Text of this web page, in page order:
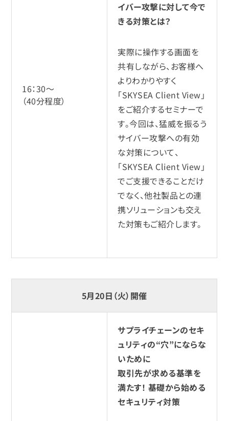
16：30～
（40分程度）
イバー攻撃に対して今で
きる対策とは？
実際に操作する画面を
共有しながら、お客様へ
よりわかりやすく
「SKYSEA Client View」
をご紹介するセミナーで
す。今回は、猛威を振るう
サイバー攻撃への有効
な対策について、
「SKYSEA Client View」
でご支援できることだけ
でなく、他社製品との連
携ソリューションも交え
た対策もご紹介します。
5月20日（火）開催
サプライチェーンのセキ
ュリティの“穴”にならな
いために
取引先が求める基準を
満たす！ 基礎から始める
セキュリティ対策